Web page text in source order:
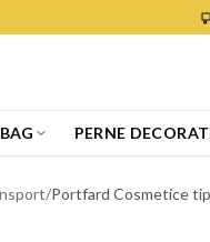
PERNE
/Portfard Cosmetice